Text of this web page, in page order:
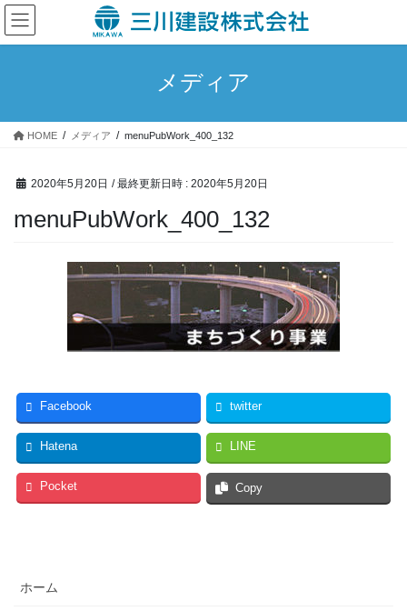
コ
ン
テ
ス
ナ
ビ
ゲ
ン
メディア
HOME メディア menuPubWork_400_132
2020年5月20日 / 最終更新日時 : 2020年5月20日
menuPubWork_400_132
Facebook twitter
Hatena LINE
Pocket Copy
ホーム